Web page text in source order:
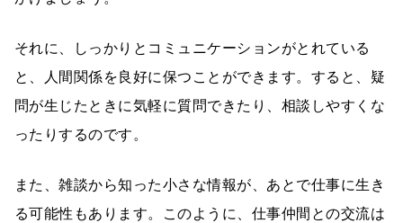
それに、しっかりとコミュニケーションがとれている
と、人間関係を良好に保つことができます。すると、疑
問が生じたときに気軽に質問できたり、相談しやすくな
ったりするのです。
また、雑談から知った小さな情報が、あとで仕事に生き
る可能性もあります。このように、仕事仲間との交流は